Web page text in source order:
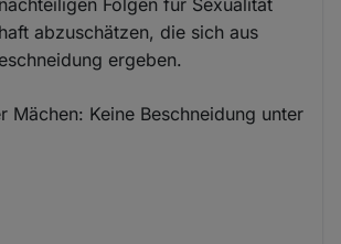
Folgen für Sexualität
abzuschätzen, die sich aus
ergeben.
Mächen: Keine Beschneidung unter